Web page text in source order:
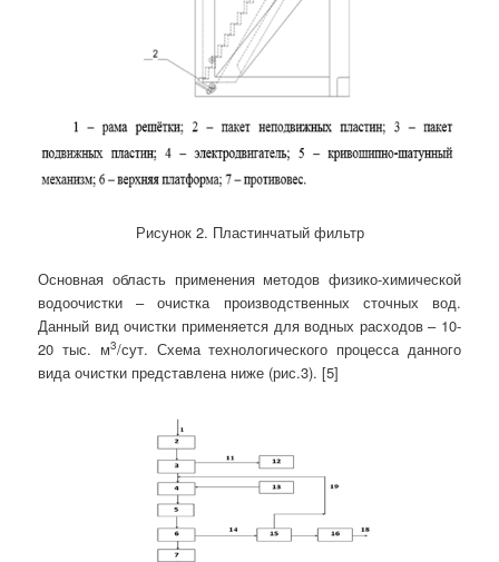
Рисунок 2. Пластинчатый фильтр
Основная область применения методов физико-химической
водоочистки – очистка производственных сточных вод.
Данный вид очистки применяется для водных расходов – 10-
20 тыс. м3/сут. Схема технологического процесса данного
вида очистки представлена ниже (рис.3). [5]